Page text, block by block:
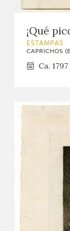
¡Qué
ESTAMPAS
CAPRICHOS
Ca.